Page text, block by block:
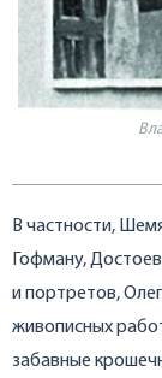
В частности,
Гофману,
и портретов,
живописных
забавные